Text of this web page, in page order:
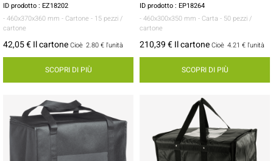
ID prodotto : EZ18202
- 460x370x360 mm - Cartone - 15 pezzi /
cartone
42,05 € Il cartoneCioè 2.80 € l'unità
SCOPRI DI PIÙ
ID prodotto : EP18264
- 460x300x350 mm - Carta - 50 pezzi /
cartone
210,39 € Il cartoneCioè 4.21 € l'unità
SCOPRI DI PIÙ